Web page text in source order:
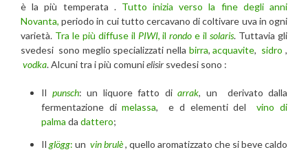
è la più temperata . Tutto inizia verso la fine degli anni
Novanta, periodo in cui tutto cercavano di coltivare uva in ogni
varietà. Tra le più diffuse il PIWI, ilrondo e ilsolaris. Tuttavia gli
svedesi sono meglio specializzati nella birra,acquavite, sidro ,
vodka. Alcuni tra i più comunielisir svedesi sono :
Il punsch: un liquore fatto di arrak, un derivato dalla
fermentazione dimelassa, e d elementi delvino di
palma da dattero;
Il glögg: un vin brulè, quello aromatizzato che si beve caldo